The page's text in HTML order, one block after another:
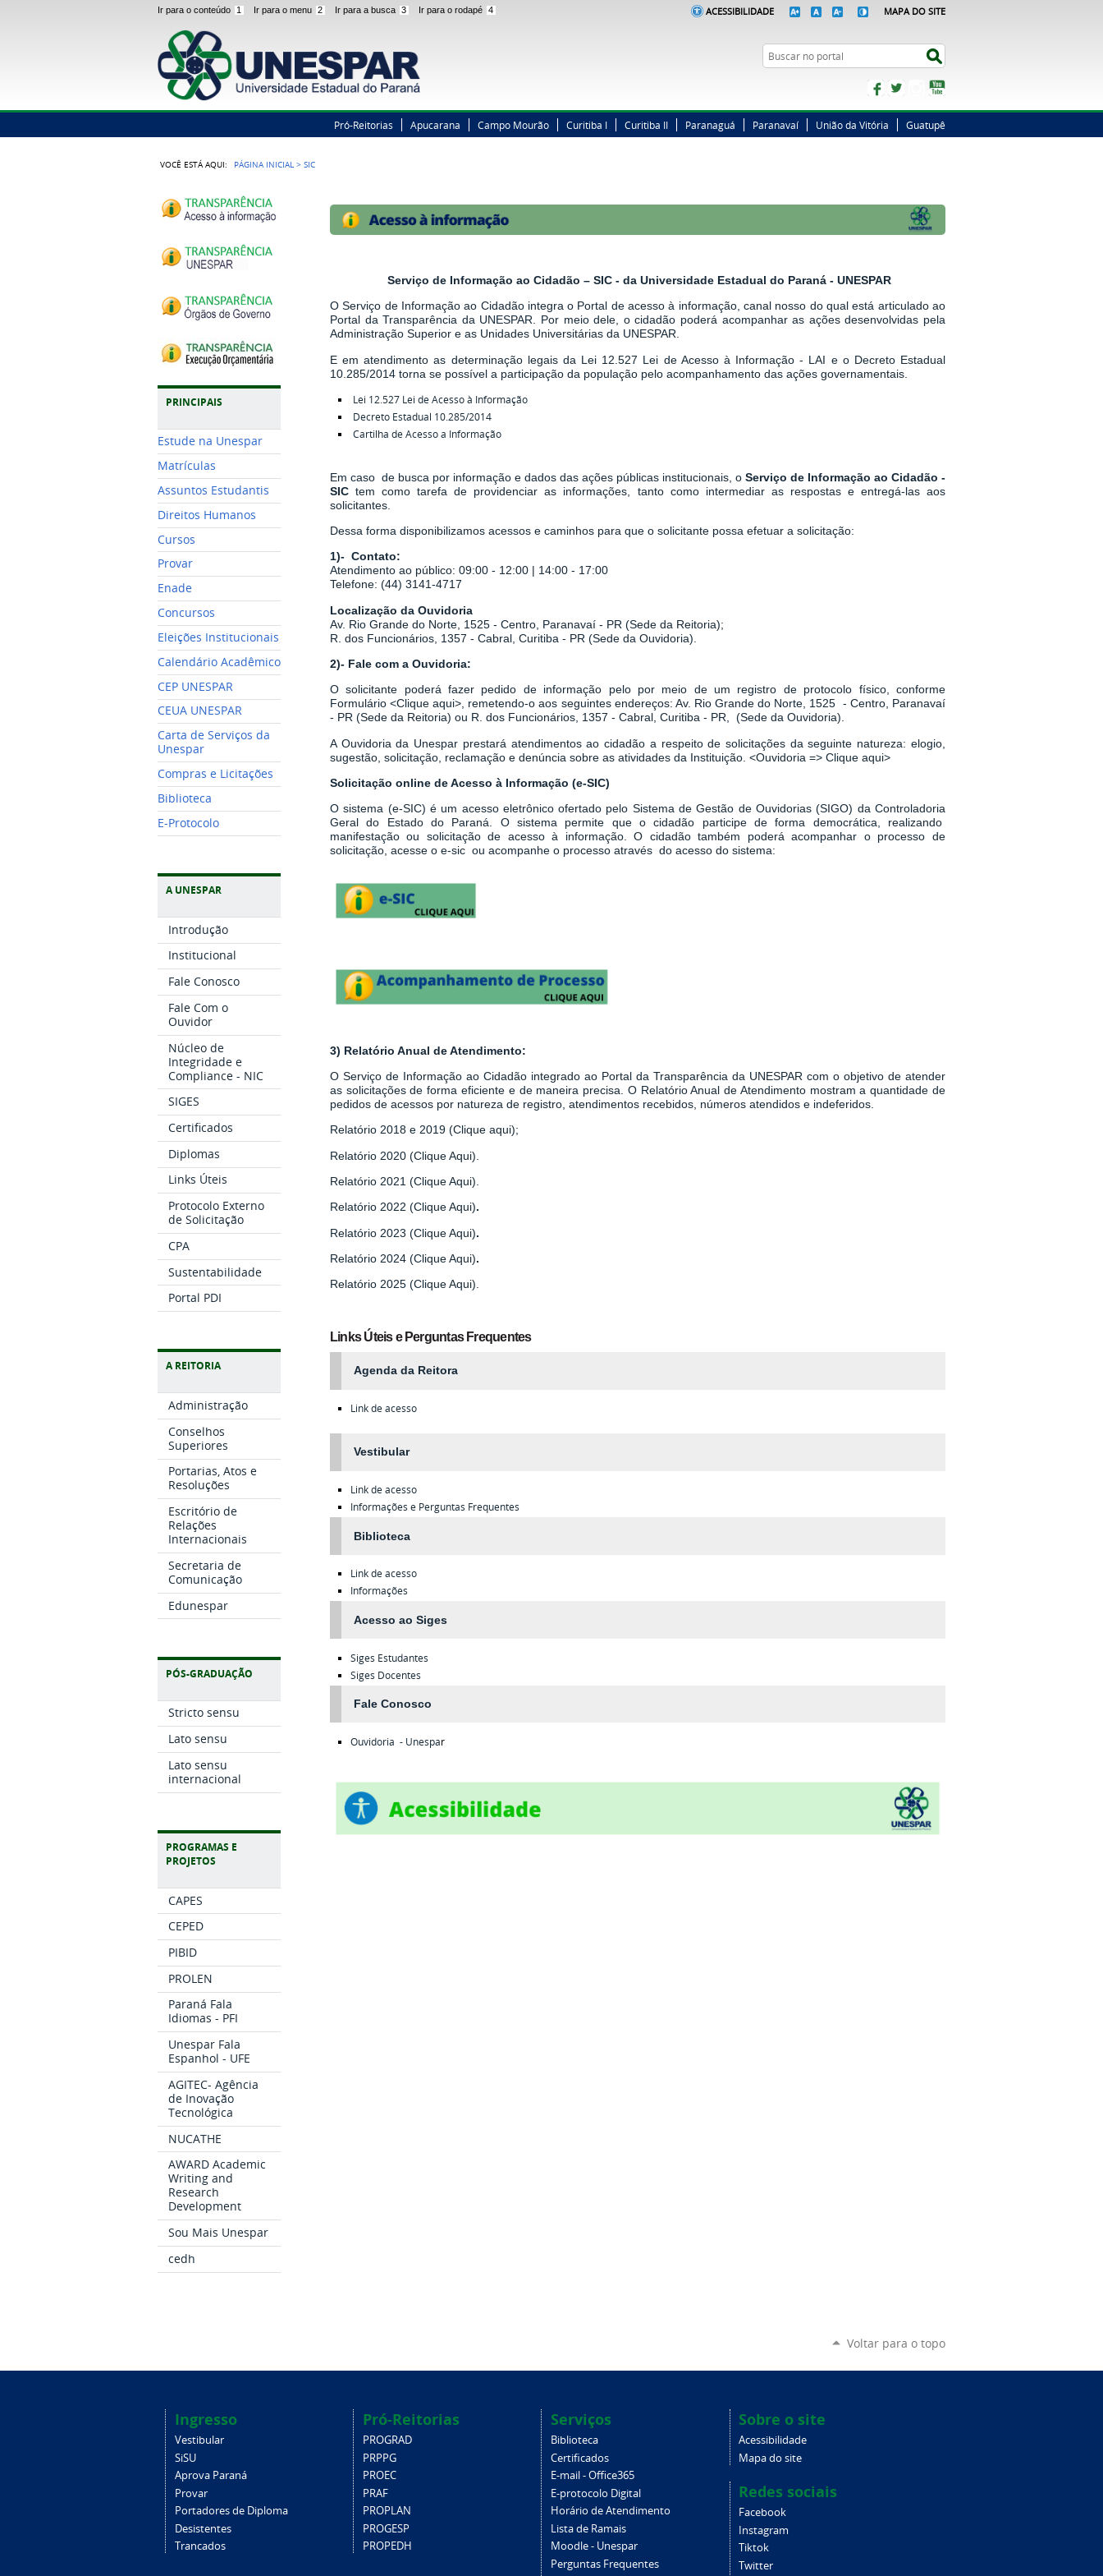
Ir para o conteúdo 1 Ir para o menu 2 Ir para a busca 3 Ir para o rodapé 4 ACESSIBILIDADE MAPA DO SITE
Busca
FacebookTwitterInstagram
Pró-Reitorias Apucarana Campo Mourão Curitiba I Curitiba II Paranaguá Paranavaí União da Vitória Guatupê
VOCÊ ESTÁ AQUI: PÁGINA INICIAL >SIC
PRINCIPAIS
Estude na Unespar
Matrículas
Assuntos Estudantis
Direitos Humanos
Cursos
Provar
Enade
Concursos
Eleições Institucionais
Calendário Acadêmico
CEP UNESPAR
CEUA UNESPAR
Carta de Serviços da
Unespar
Compras e Licitações
Biblioteca
E-Protocolo
A UNESPAR
Introdução
Institucional
Fale Conosco
Fale Com o
Ouvidor
Núcleo de
Integridade e
Compliance - NIC
SIGES
Certificados
Diplomas
Links Úteis
Protocolo Externo
de Solicitação
CPA
Sustentabilidade
Portal PDI
A REITORIA
Administração
Conselhos
Superiores
Portarias, Atos e
Resoluções
Escritório de
Relações
Internacionais
Secretaria de
Comunicação
Edunespar
PÓS-GRADUAÇÃO
Stricto sensu
Lato sensu
Lato sensu
internacional
PROGRAMAS E
PROJETOS
CAPES
CEPED
PIBID
PROLEN
Paraná Fala
Idiomas - PFI
Unespar Fala
Espanhol - UFE
AGITEC- Agência
de Inovação
Tecnológica
NUCATHE
AWARD Academic
Writing and
Research
Development
Sou Mais Unespar
cedh
Serviço de Informação ao Cidadão – SIC - da Universidade Estadual do Paraná - UNESPAR
O Serviço de Informação ao Cidadão integra o Portal de acesso à informação, canal nosso do qual está articulado ao
Portal da Transparência da UNESPAR. Por meio dele, o cidadão poderá acompanhar as ações desenvolvidas pela
Administração Superior e as Unidades Universitárias da UNESPAR.
E em atendimento as determinação legais da Lei 12.527 Lei de Acesso à Informação - LAI e o Decreto Estadual
10.285/2014torna se possível a participação da população pelo acompanhamento das ações governamentais.
Lei 12.527 Lei de Acesso à Informação
Decreto Estadual 10.285/2014
Cartilha de Acesso a Informação
Em caso de busca por informação e dados das ações públicas institucionais, o Serviço de Informação ao Cidadão -
SICtem como tarefa de providenciar as informações, tanto como intermediar as respostas e entregá-las aos
solicitantes.
Dessa forma disponibilizamos acessos e caminhos para que o solicitante possa efetuar a solicitação:
1)- Contato:
Atendimento ao público: 09:00 - 12:00 | 14:00 - 17:00
Telefone: (44) 3141-4717
Localização da Ouvidoria
Av. Rio Grande do Norte, 1525 - Centro, Paranavaí - PR (Sede da Reitoria);
R. dos Funcionários, 1357 - Cabral, Curitiba - PR (Sede da Ouvidoria).
2)- Fale com a Ouvidoria:
O solicitante poderá fazer pedido de informação pelo por meio de um registro de protocolo físico, conforme
Formulário <Clique aqui>, remetendo-o aos seguintes endereços: Av. Rio Grande do Norte, 1525 - Centro, Paranavaí
- PR (Sede da Reitoria) ou R. dos Funcionários, 1357 - Cabral, Curitiba - PR, (Sede da Ouvidoria).
A Ouvidoria da Unespar prestará atendimentos ao cidadão a respeito de solicitações da seguinte natureza: elogio,
sugestão, solicitação, reclamação e denúncia sobre as atividades da Instituição. <Ouvidoria => Clique aqui>
Solicitação online de Acesso à Informação (e-SIC)
O sistema (e-SIC) é um acesso eletrônico ofertado pelo Sistema de Gestão de Ouvidorias (SIGO) da Controladoria
Geral do Estado do Paraná. O sistema permite que o cidadão participe de forma democrática, realizando
manifestação ou solicitação de acesso à informação.O cidadão também poderá acompanhar o processo de
solicitação, acesse o e-sic ou acompanhe o processo através do acesso do sistema:
3) Relatório Anual de Atendimento:
O Serviço de Informação ao Cidadão integrado aoPortal da Transparência da UNESPAR com o objetivo de atender
as solicitações de forma eficiente e de maneira precisa. O Relatório Anual de Atendimento mostram a quantidade de
pedidos de acessos por natureza de registro, atendimentos recebidos, números atendidos e indeferidos.
Relatório 2018 e 2019 (Clique aqui);
Relatório 2020 (Clique Aqui).
Relatório 2021 (Clique Aqui).
Relatório 2022 (Clique Aqui).
Relatório 2023 (Clique Aqui).
Relatório 2024 (Clique Aqui).
Relatório 2025 (Clique Aqui).
Links Úteis e Perguntas Frequentes
Agenda da Reitora
Link de acesso
Vestibular
Link de acesso
Informações e Perguntas Frequentes
Biblioteca
Link de acesso
Informações
Acesso ao Siges
Siges Estudantes
Siges Docentes
Fale Conosco
Ouvidoria - Unespar
Voltar para o topo
Ingresso
Vestibular
SiSU
Aprova Paraná
Provar
Portadores de Diploma
Desistentes
Trancados
Pró-Reitorias
PROGRAD
PRPPG
PROEC
PRAF
PROPLAN
PROGESP
PROPEDH
Serviços
Biblioteca
Certificados
E-mail - Office365
E-protocolo Digital
Horário de Atendimento
Lista de Ramais
Moodle - Unespar
Perguntas Frequentes
Sobre o site
Acessibilidade
Mapa do site
Redes sociais
Facebook
Instagram
Tiktok
Twitter